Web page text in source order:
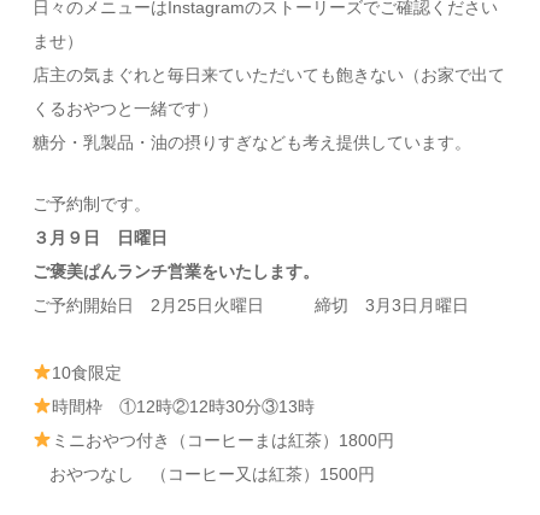
日々のメニューはInstagramのストーリーズでご確認ください
ませ）
店主の気まぐれと毎日来ていただいても飽きない（お家で出て
くるおやつと一緒です）
糖分・乳製品・油の摂りすぎなども考え提供しています。
ご予約制です。
３月９日 日曜日
ご褒美ぱんランチ営業をいたします。
ご予約開始日 2月25日火曜日 締切 3月3日月曜日
10食限定
時間枠 ①12時②12時30分③13時
ミニおやつ付き（コーヒーまは紅茶）1800円
おやつなし （コーヒー又は紅茶）1500円